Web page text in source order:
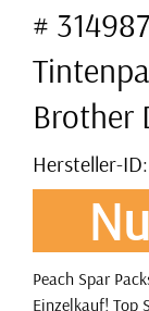
#
Brother
Hersteller-
Peach Spar
Einzelkauf! Top